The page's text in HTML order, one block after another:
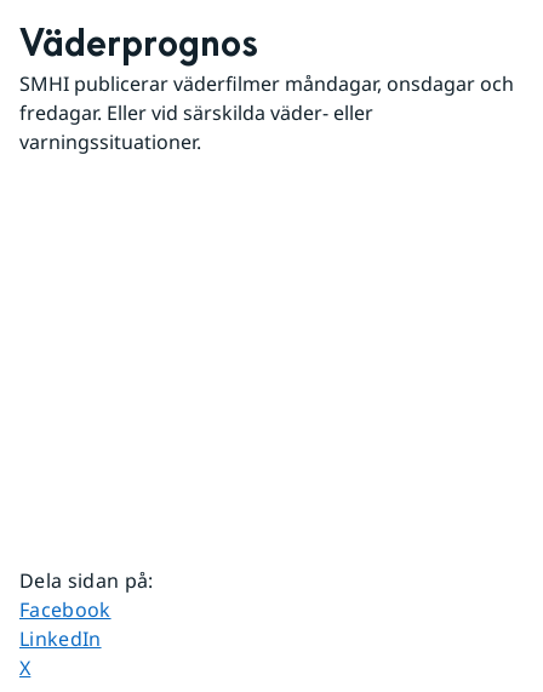
Väderprognos
SMHI publicerar väderfilmer måndagar, onsdagar och
fredagar. Eller vid särskilda väder- eller
varningssituationer.
Dela sidan på:
Dela sidan på
Facebook
Dela sidan på
LinkedIn
Dela sidan på
X